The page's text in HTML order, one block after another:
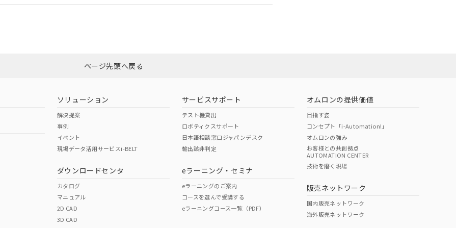
ダウンロードはこちら
O O
ページ先頭へ戻る
ソリューション
解決提案
事例
イベント
現場データ活用サービスi-BELT
ダウンロードセンタ
カタログ
マニュアル
2D CAD
3D CAD
サービスサポート
テスト機貸出
ロボティクスサポート
日本語相談窓口ジャパンデスク
輸出該非判定
eラーニング・セミナ
eラーニングのご案内
コースを選んで受講する
eラーニングコース一覧（PDF）
オムロンの提供価値
目指す姿
コンセプト「i-Automation!」
オムロンの強み
お客様との共創拠点
AUTOMATION CENTER
技術を磨く現場
販売ネットワーク
国内販売ネットワーク
海外販売ネットワーク